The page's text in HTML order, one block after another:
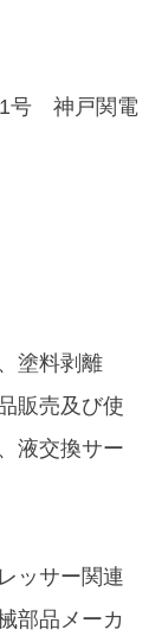
1号 神戸関電
塗料剥離
販売及び使
液交換サー
ッサー関連
部品メーカ